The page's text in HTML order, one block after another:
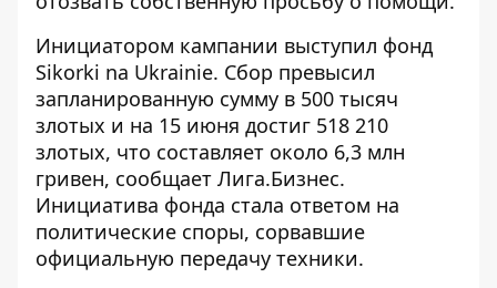
Инициатором кампании выступил фонд
Sikorki na Ukrainie. Сбор превысил
запланированную сумму в 500 тысяч
злотых и на 15 июня достиг 518 210
злотых, что составляет около 6,3 млн
гривен, сообщает Лига.Бизнес.
Инициатива фонда стала ответом на
политические споры, сорвавшие
официальную передачу техники.